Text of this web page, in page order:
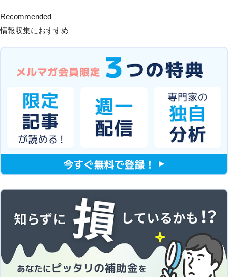
Recommended
情報収集におすすめ